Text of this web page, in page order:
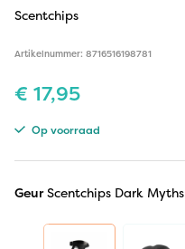
Scentchips
Artikelnummer: 8716516198781
€ 17,95
Op voorraad
GeurScentchips Dark Myths